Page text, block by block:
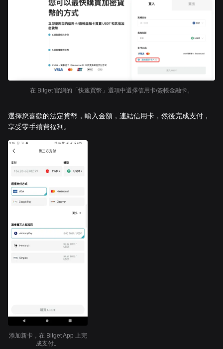
在 Bitget 官網的「快速買幣」選項中選擇信用卡/簽帳金融卡。
選擇您喜歡的法定貨幣，輸入金額，連結信用卡，然後完成支付，
享受零手續費福利。
添加新卡，在 Bitget App 上完
成支付。